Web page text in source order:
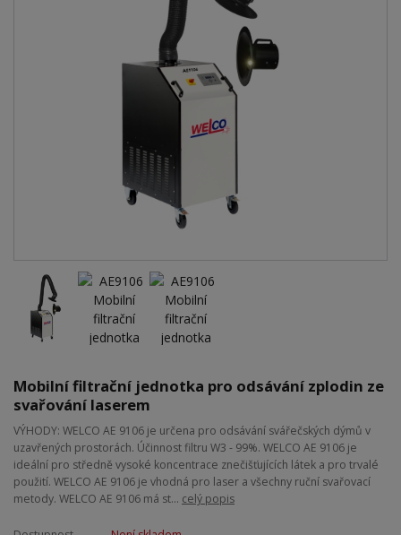
Mobilní filtrační jednotka pro odsávání zplodin ze
svařování laserem
VÝHODY: WELCO AE 9106 je určena pro odsávání svářečských dýmů v
uzavřených prostorách. Účinnost filtru W3 - 99%. WELCO AE 9106 je
ideální pro středně vysoké koncentrace znečišťujících látek a pro trvalé
použití. WELCO AE 9106 je vhodná pro laser a všechny ruční svařovací
metody. WELCO AE 9106 má st... celý popis